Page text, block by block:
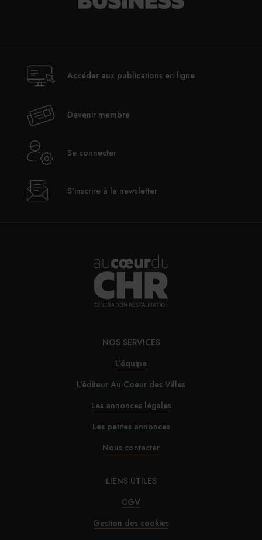
Accéder aux publications en ligne
Devenir membre
Se connecter
S'inscrire à la newsletter
NOS SERVICES
L’équipe
L’éditeur Au Coeur des Villes
Les annonces légales
Les petites annonces
Nous contacter
LIENS UTILES
CGV
Gestion des cookies